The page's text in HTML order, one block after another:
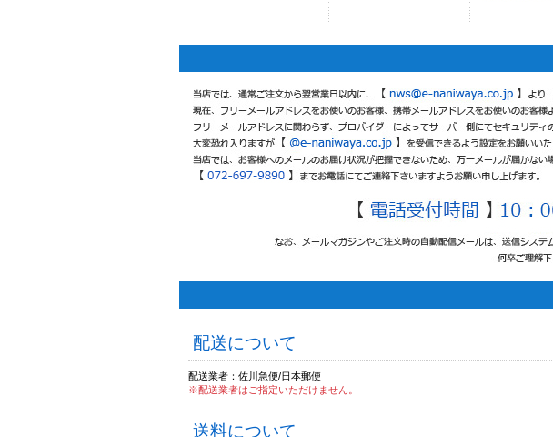
配送について
配送業者：佐川急便/日本郵便
※配送業者はご指定いただけません。
送料について